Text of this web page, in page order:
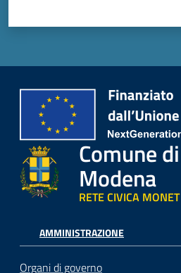
Comune di
Modena
RETE CIVICA MONET
AMMINISTRAZIONE
Organi di governo